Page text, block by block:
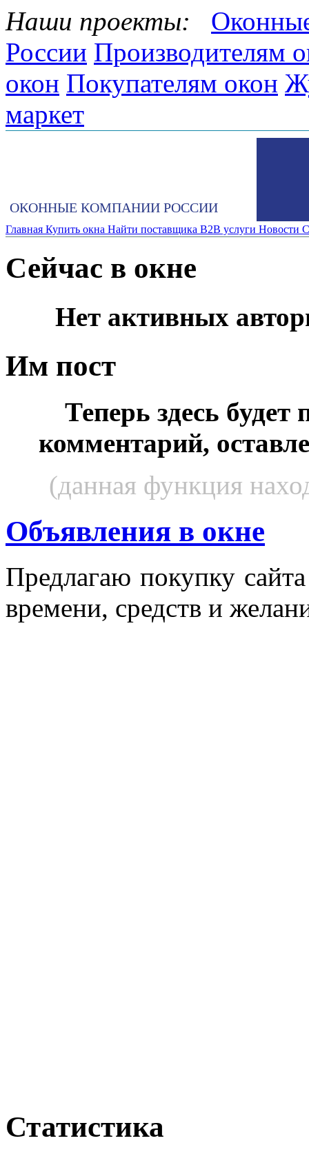
Наши проекты:
России Производителям
окон Покупателям окон
маркет
ОКОННЫЕ КОМПАНИИ РОССИИ
Главная Купить окна Найти поставщика B2B услуги Новости
Сейчас в окне
Нет активных
Им пост
Теперь здесь будет
комментарий,
(данная функция
Объявления в окне
Пред­ла­гаю по­куп­ку
вре­мени, средств и
Статистика